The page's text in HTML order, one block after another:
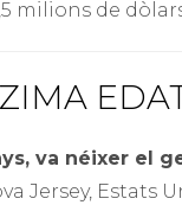
milions de
va néixer el
Jersey, Estats